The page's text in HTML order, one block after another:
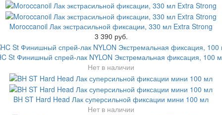
Moroccanoil Лак экстрасильной фиксации, 330 мл Extra Strong
3 390 руб.
St Финишный спрей-лак NYLON Экстремальная фиксация, 100
Нет в наличии
BH ST Hard Head Лак суперсильной фиксации мини 100 мл
Нет в наличии